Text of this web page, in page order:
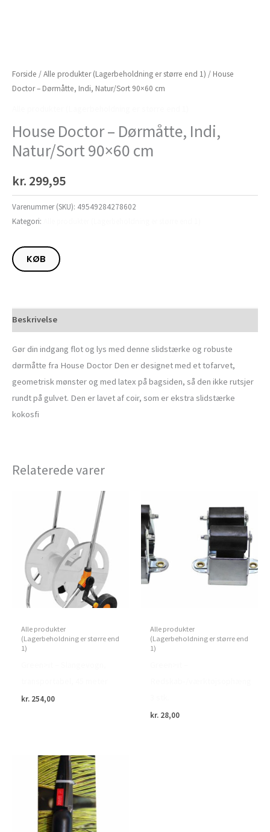
Forside /Alle produkter (Lagerbeholdning er større end 1) / House
Doctor – Dørmåtte, Indi, Natur/Sort 90×60 cm
House Doctor – Dørmåtte, Indi,
Natur/Sort 90×60 cm
kr. 299,95
Varenummer (SKU): 49549284278602
Kategori:
KØB
Beskrivelse
Gør din indgang flot og lys med denne slidstærke og robuste
dørmåtte fra House Doctor Den er designet med et tofarvet,
geometrisk mønster og med latex på bagsiden, så den ikke rutsjer
rundt på gulvet. Den er lavet af coir, som er ekstra slidstærke
kokosfi
Relaterede varer
Alle produkter
(Lagerbeholdning er større end
1)
kr. 254,00
Alle produkter
(Lagerbeholdning er større end
1)
kr. 28,00